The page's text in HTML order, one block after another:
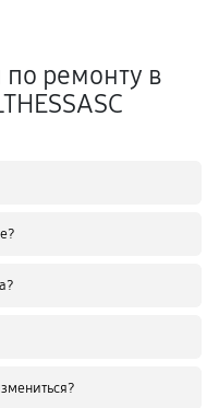
ремонту в